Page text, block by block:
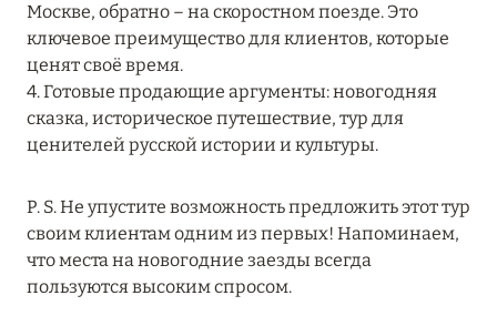
05 июля 2024
THE ST. REGIS MALDIVES VOMMULI RESORT:
НОВОГОДНИЕ ДАТЫ СО СКИДКОЙ 25%
Подробнее
26 июня 2024
SIX SENSES HOTELS RESORTS SPAS: ОАЗИС
КОМФОРТА, ЗДОРОВЬЯ И ГАРМОНИЧНОГО
Москве, обратно – на скоростном поезде. Это
ключевое преимущество для клиентов, которые
ценят своё время.
4. Готовые продающие аргументы: новогодняя
сказка, историческое путешествие, тур для
ценителей русской истории и культуры.
P. S. Не упустите возможность предложить этот тур
своим клиентам одним из первых! Напоминаем,
что места на новогодние заезды всегда
пользуются высоким спросом.